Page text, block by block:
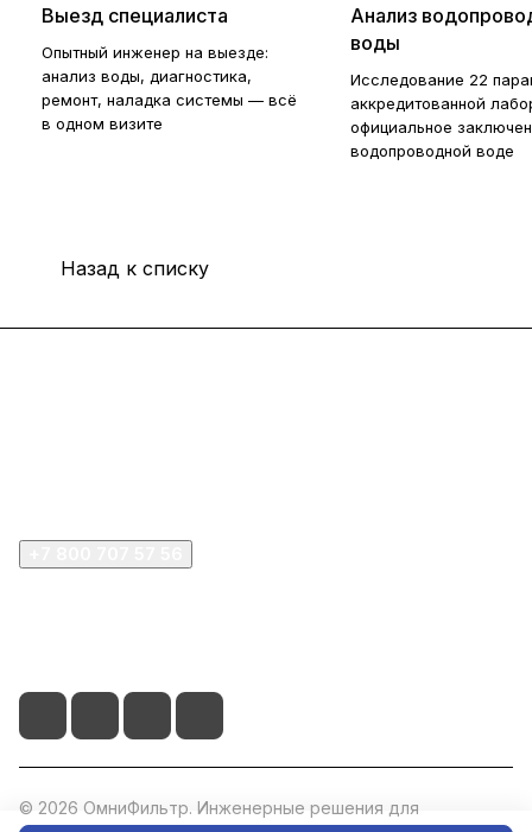
Выезд специалиста
Опытный инженер на выезде:
анализ воды, диагностика,
ремонт, наладка системы — всё
в одном визите
Анализ
воды
Исследование 22
аккредитованной
официальное
водопроводной воде
Назад к списку
© 2026 ОмниФильтр. Инженерные решения для